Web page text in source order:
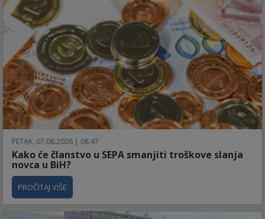
PETAK, 07.08.2026 | 08:47
Kako će članstvo u SEPA smanjiti troškove slanja
novca u BiH?
PROČITAJ VIŠE